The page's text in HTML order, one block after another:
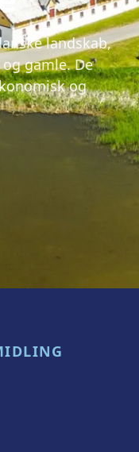
landskab,
gamle. De
og